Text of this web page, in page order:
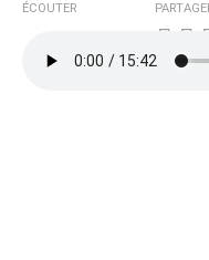
ÉCOUTER